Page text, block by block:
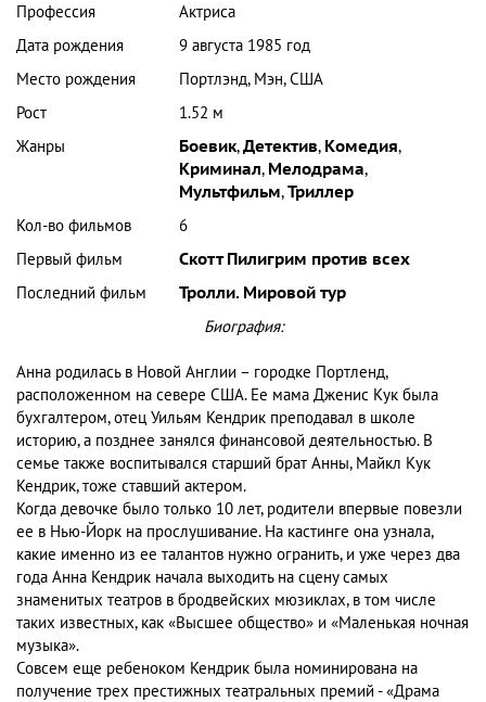
Профессия
Актриса
Дата рождения
9 августа 1985 год
Место рождения
Портлэнд, Мэн, США
Рост
1.52 м
Жанры
Боевик,Детектив, Комедия,
Криминал, Мелодрама,
Мультфильм,Триллер
Кол-во фильмов
6
Первый фильм
Скотт Пилигрим против всех
Последний фильм
Тролли. Мировой тур
Биография:
Анна родилась в Новой Англии – городке Портленд,
расположенном на севере США. Ее мама Дженис Кук была
бухгалтером, отец Уильям Кендрик преподавал в школе
историю, а позднее занялся финансовой деятельностью. В
семье также воспитывался старший брат Анны, Майкл Кук
Кендрик, тоже ставший актером.
Когда девочке было только 10 лет, родители впервые повезли
ее в Нью-Йорк на прослушивание. На кастинге она узнала,
какие именно из ее талантов нужно огранить, и уже через два
года Анна Кендрик начала выходить на сцену самых
знаменитых театров в бродвейских мюзиклах, в том числе
таких известных, как «Высшее общество» и «Маленькая ночная
музыка».
Совсем еще ребеноком Кендрик была номинирована на
получение трех престижных театральных премий - «Драма